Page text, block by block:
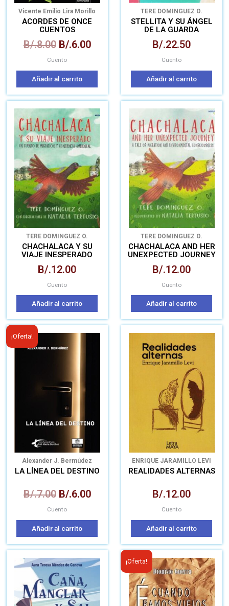
Vicente Emilio Lira Morillo
ACORDES DE ONCE
CUENTOS
B/.8.00 B/.6.00
Cuento
Añadir al carrito
TERE DOMINGUEZ O.
STELLITA Y SU ÁNGEL
DE LA GUARDA
B/.22.50
Cuento
Añadir al carrito
TERE DOMINGUEZ O.
CHACHALACA Y SU
VIAJE INESPERADO
B/.12.00
Cuento
Añadir al carrito
TERE DOMINGUEZ O.
CHACHALACA AND HER
UNEXPECTED JOURNEY
B/.12.00
Cuento
Añadir al carrito
¡Oferta!
Alexander J. Bermúdez
LA LÍNEA DEL DESTINO
B/.7.00
El
precio
B/.7.00.
B/.6.00
El
Cuento
Añadir al carrito
ENRIQUE JARAMILLO LEVI
REALIDADES ALTERNAS
B/.12.00
Cuento
Añadir al carrito
¡Oferta!
El
precio
original
era:
El
es: